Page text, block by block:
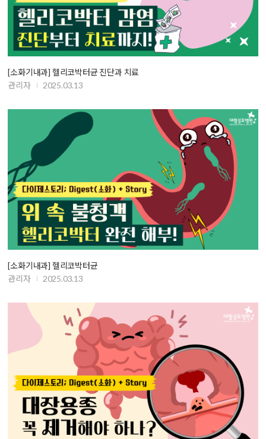
[소화기내과] 헬리코박터균 진단과 치료
관리자
2025.03.13
[소화기내과] 헬리코박터균
관리자
2025.03.13